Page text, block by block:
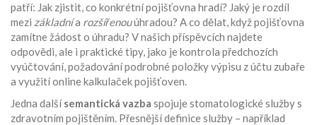
patří: Jak zjistit, co konkrétní pojišťovna hradí? Jaký je rozdíl
mezi základnía rozšířenouúhradou? A co dělat, když pojišťovna
zamítne žádost o úhradu? V našich příspěvcích najdete
odpovědi, ale i praktické tipy, jako je kontrola předchozích
vyúčtování, požadování podrobné položky výpisu z účtu zubaře
a využití online kalkulaček pojišťoven.
Jedna dalšísemantická vazba spojujestomatologické službys
zdravotním pojištěním. Přesnější definice služby – například